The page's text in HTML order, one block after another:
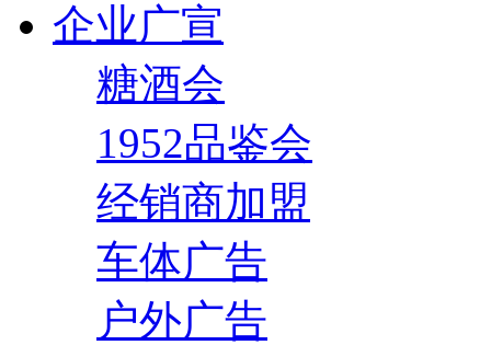
企业广宣
糖酒会
1952品鉴会
经销商加盟
车体广告
户外广告